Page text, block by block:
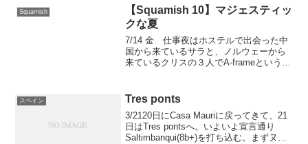
ながら席は埋まってるが、来れる...
Squamish
【Squamish 10】マジェスティッ
クな夏
7/14 金 仕事夜はホステルで出会った中
国から来ているサラと、ノルウェーから
来ているクリスの３人でA-frameというブ
い。めっちゃフルーティBack Country...
スペイン Tres ponts
3/2120日にCasa Mauriに戻ってきて、21
日はTres pontsへ。いよいよ宣言通り
Saltimbanqui(8b+)を打ち込む。まずヌン